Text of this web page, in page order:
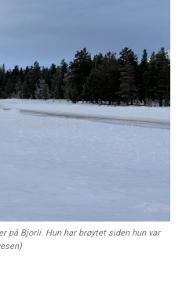
på Bjorli. Hun har brøytet siden hun var